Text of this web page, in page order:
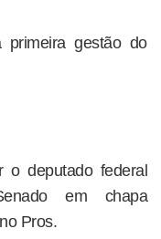
gestão do
o deputado federal
em chapa
Pros.